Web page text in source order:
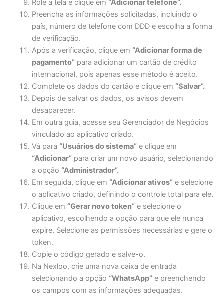
Role a tela e clique em “Adicionar telefone”.
Preencha as informações solicitadas, incluindo o
país, número de telefone com DDD e escolha a forma
de verificação.
Após a verificação, clique em “Adicionar forma de
pagamento”para adicionar um cartão de crédito
internacional, pois apenas esse método é aceito.
Complete os dados do cartão e clique em “Salvar”.
Depois de salvar os dados, os avisos devem
desaparecer.
Em outra guia, acesse seu Gerenciador de Negócios
vinculado ao aplicativo criado.
Vá para “Usuários do sistema”e clique em
“Adicionar”para criar um novo usuário, selecionando
a opção “Administrador”.
Em seguida, clique em “Adicionar ativos”e selecione
o aplicativo criado, definindo o controle total para ele.
Clique em “Gerar novo token”e selecione o
aplicativo, escolhendo a opção para que ele nunca
expire. Selecione as permissões necessárias e gere o
token.
Copie o código gerado e salve-o.
Na Nexloo, crie uma nova caixa de entrada
selecionando a opção “WhatsApp”e preenchendo
os campos com as informações adequadas.